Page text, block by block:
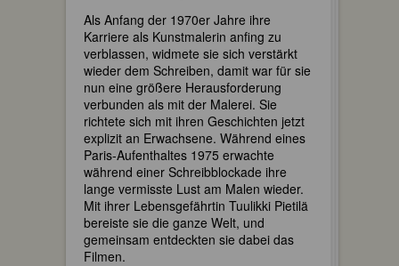
Als Anfang der 1970er Jahre ihre
Karriere als Kunstmalerin anfing zu
verblassen, widmete sie sich verstärkt
wieder dem Schreiben, damit war für sie
nun eine größere Herausforderung
verbunden als mit der Malerei. Sie
richtete sich mit ihren Geschichten jetzt
explizit an Erwachsene. Während eines
Paris-Aufenthaltes 1975 erwachte
während einer Schreibblockade ihre
lange vermisste Lust am Malen wieder.
Mit ihrer Lebensgefährtin Tuulikki Pietilä
bereiste sie die ganze Welt, und
gemeinsam entdeckten sie dabei das
Filmen.